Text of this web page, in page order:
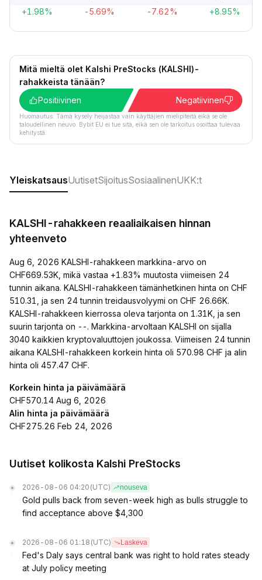
+1.98% -5.69% -7.62% +8.95%
Mitä mieltä olet Kalshi PreStocks (KALSHI)-
rahakkeista tänään?
Positiivinen
Negatiivinen
Huomautus: Tämä kysely heijastaa vain käyttäjien mielipiteitä eikä se ole
taloudellinen neuvo. Bybit EU ei tue sitä, eikä sen ole tarkoitus osoittaa tulevaa
kehitystä.
YleiskatsausUutisetSijoitusSosiaalinenUKK:t
KALSHI-rahakkeen reaaliaikaisen hinnan
yhteenveto
Aug 6, 2026 KALSHI-rahakkeen markkina-arvo on
CHF669.53K, mikä vastaa +1.83% muutosta viimeisen 24
tunnin aikana. KALSHI-rahakkeen tämänhetkinen hinta on CHF
510.31, ja sen 24 tunnin treidausvolyymi on CHF 26.66K.
KALSHI-rahakkeen kierrossa oleva tarjonta on 1.31K, ja sen
suurin tarjonta on --. Markkina-arvoltaan KALSHI on sijalla
3040 kaikkien kryptovaluuttojen joukossa. Viimeisen 24 tunnin
aikana KALSHI-rahakkeen korkein hinta oli 570.98 CHF ja alin
hinta oli 457.47 CHF.
Korkein hinta ja päivämäärä
CHF570.14 Aug 6, 2026
Alin hinta ja päivämäärä
CHF275.26 Feb 24, 2026
Uutiset kolikosta Kalshi PreStocks
2026-08-06 04:20 (UTC) nouseva
Gold pulls back from seven-week high as bulls struggle to
find acceptance above $4,300
2026-08-06 01:18 (UTC) Laskeva
Fed's Daly says central bank was right to hold rates steady
at July policy meeting